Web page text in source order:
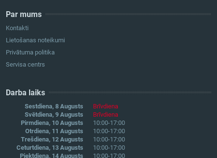
Par mums
Kontakti
Lietošanas noteikumi
Privātuma politika
Servisa centrs
Darba laiks
Sestdiena, 8 Augusts
Brīvdiena
Svētdiena, 9 Augusts
Brīvdiena
Pirmdiena, 10 Augusts
10:00-17:00
Otrdiena, 11 Augusts
10:00-17:00
Trešdiena, 12 Augusts
10:00-17:00
Ceturtdiena, 13 Augusts
10:00-17:00
Piektdiena, 14 Augusts
10:00-17:00